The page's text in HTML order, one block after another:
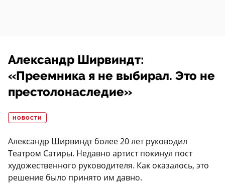
Александр Ширвиндт:
«Преемника я не выбирал. Это не
престолонаследие»
НОВОСТИ
Александр Ширвиндт более 20 лет руководил
Театром Сатиры. Недавно артист покинул пост
художественного руководителя. Как оказалось, это
решение было принято им давно.